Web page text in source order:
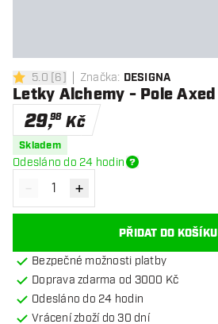
5 hodnoticí hvězdičky
5.0 [6] Značka: DESIGNA
Letky Alchemy - Pole Axed
29,98 Kč
Skladem
Odesláno do 24 hodin
Snížit množství
- Zvýšit množství
+
PŘIDAT DO KOŠÍKU
Bezpečné možnosti platby
Doprava zdarma od 3000 Kč
Odesláno do 24 hodin
Vrácení zboží do 30 dní